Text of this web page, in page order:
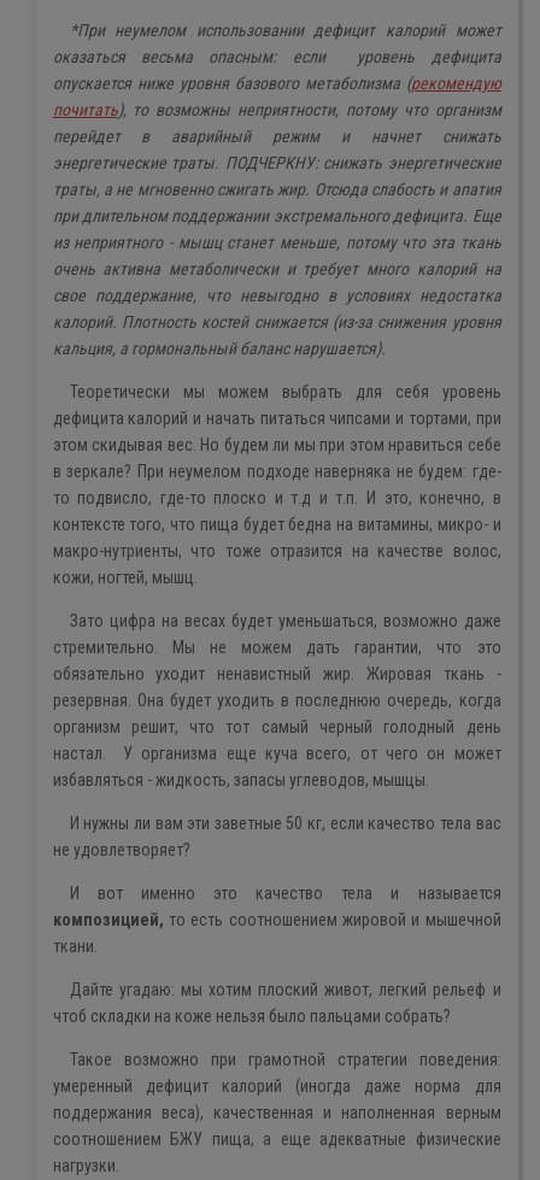
*При неумелом использовании дефицит калорий может
оказаться весьма опасным: если
уровень дефицита
опускается ниже уровня базового метаболизма (рекомендую
почитать), то возможны неприятности, потому что организм
перейдет в аварийный режим и начнет снижать
энергетические траты. ПОДЧЕРКНУ: снижать энергетические
траты, а не мгновенно сжигать жир. Отсюда слабость и апатия
при длительном поддержании экстремального дефицита. Еще
из неприятного - мышц станет меньше, потому что эта ткань
очень активна метаболически и требует много калорий на
свое поддержание, что невыгодно в условиях недостатка
калорий. Плотность костей снижается (из-за снижения уровня
кальция, а гормональный баланс нарушается).
Теоретически мы можем выбрать для себя уровень
дефицита калорий и начать питаться чипсами и тортами, при
этом скидывая вес. Но будем ли мы при этом нравиться себе
в зеркале? При неумелом подходе наверняка не будем: где-
то подвисло, где-то плоско и т.д и т.п. И это, конечно, в
контексте того, что пища будет бедна на витамины, микро- и
макро-нутриенты, что тоже отразится на качестве волос,
кожи, ногтей, мышц.
Зато цифра на весах будет уменьшаться, возможно даже
стремительно. Мы не можем дать гарантии, что это
обязательно уходит ненавистный жир. Жировая ткань -
резервная. Она будет уходить в последнюю очередь, когда
организм решит, что тот самый черный голодный день
настал. У организма еще куча всего, от чего он может
избавляться - жидкость, запасы углеводов, мышцы.
И нужны ли вам эти заветные 50 кг, если качество тела вас
не удовлетворяет?
И вот именно это качество тела и называется
композицией, то есть соотношением жировой и мышечной
ткани.
Дайте угадаю: мы хотим плоский живот, легкий рельеф и
чтоб складки на коже нельзя было пальцами собрать?
Такое возможно при грамотной стратегии поведения:
умеренный дефицит калорий (иногда даже норма для
поддержания веса), качественная и наполненная верным
соотношением БЖУ пища, а еще адекватные физические
нагрузки.